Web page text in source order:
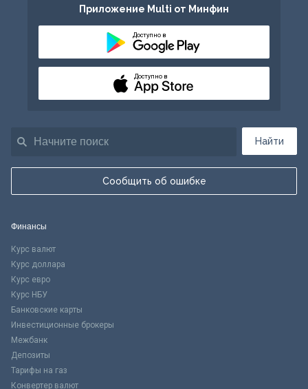
Найти
Сообщить об ошибке
Приложение Multi от Минфин
Доступно в
Доступно в
Финансы
Курс валют
Курс доллара
Курс евро
Курс НБУ
Банковские карты
Инвестиционные брокеры
Межбанк
Депозиты
Тарифы на газ
Конвертер валют